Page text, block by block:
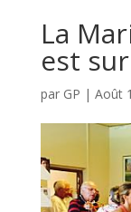
La
est
par GP | Août